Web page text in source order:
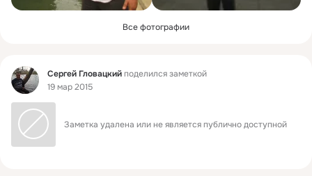
Все фотографии
Фид Сергей Гловацкийподелился заметкой
19 мар 2015
Заметка удалена или не является публично доступной